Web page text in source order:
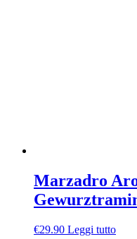
Marzadro
€29.90 Leggi tutto